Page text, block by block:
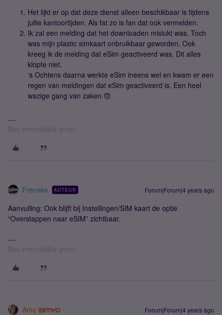
Het lijkt er op dat deze dienst alleen beschikbaar is tijdens
jullie kantoortijden. Als fat zo is fan dat ook vermelden.
Ik zal een melding dat het downloaden mislukt was. Toch
was mijn plastic simkaart onbruikbaar geworden. Ook
kreeg ik de melding dat eSim geactiveerd was. Dit alles
klopte niet.
‘s Ochtens daarna werkte eSim ineens wel en kwam er een
regen van meldingen dat eSim geactiveerd is. Een heel
wazige gang van zaken 😞
Met vriendelijke groet
Frenske AUTEUR Forum|Forum|4 years ago
Aanvulling: Ook blijft bij Instellingen/SIM kaart de optie
“Overstappen naar eSIM” zichtbaar.
Met vriendelijke groet
Amy Forum|Forum|4 years ago